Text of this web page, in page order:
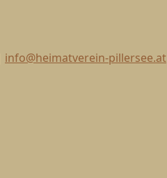
info@heimatverein-pillersee.at